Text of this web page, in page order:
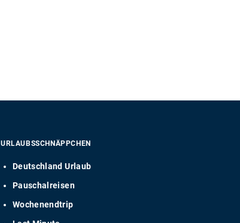
URLAUBSSCHNÄPPCHEN
Deutschland Urlaub
Pauschalreisen
Wochenendtrip